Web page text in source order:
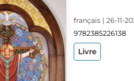
français | 26-11-
9782385226138
Livre